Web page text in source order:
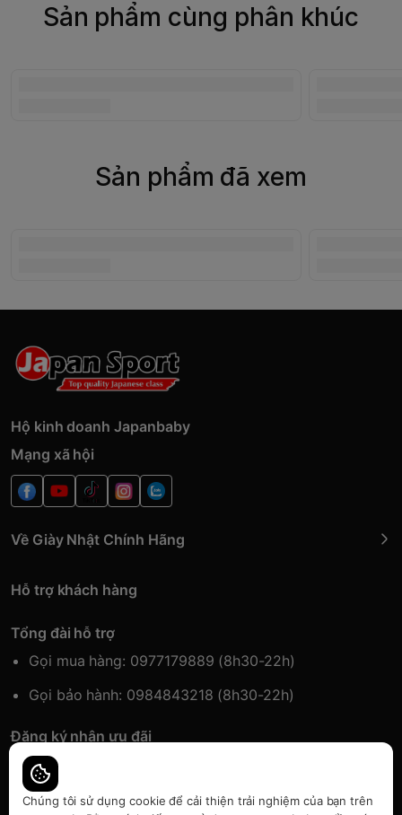
Sản phẩm cùng phân khúc
Sản phẩm đã xem
Hộ kinh doanh Japanbaby
Mạng xã hội
Về Giày Nhật Chính Hãng
Hỗ trợ khách hàng
Tổng đài hỗ trợ
Gọi mua hàng: 0977179889 (8h30-22h)
Gọi bảo hành: 0984843218 (8h30-22h)
Đăng ký nhận ưu đãi
Đăng kí để nhận thông tin ưu đãi sớm nhất.
Chúng tôi sử dụng cookie để cải thiện trải nghiệm của bạn trên